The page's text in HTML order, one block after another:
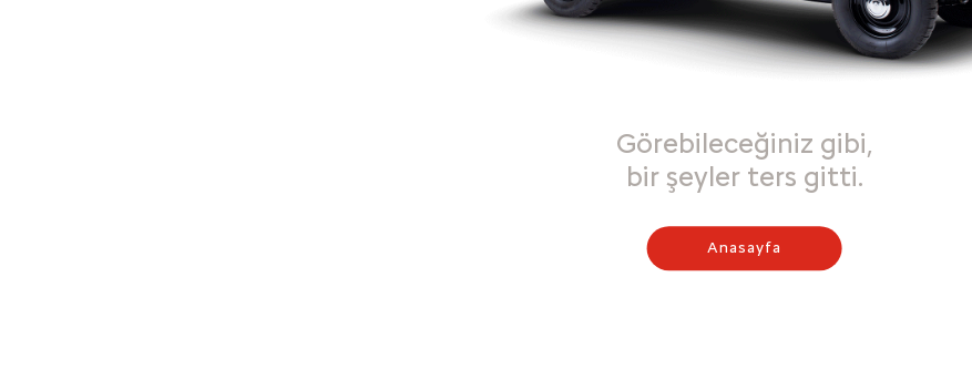
Görebileceğiniz gibi,
bir şeyler ters gitti.
Anasayfa